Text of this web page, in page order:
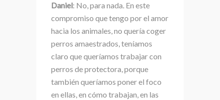
Daniel: No, para nada. En este
compromiso que tengo por el amor
hacia los animales, no quería coger
perros amaestrados, teníamos
claro que queríamos trabajar con
perros de protectora, porque
también queríamos poner el foco
en ellas, en cómo trabajan, en las